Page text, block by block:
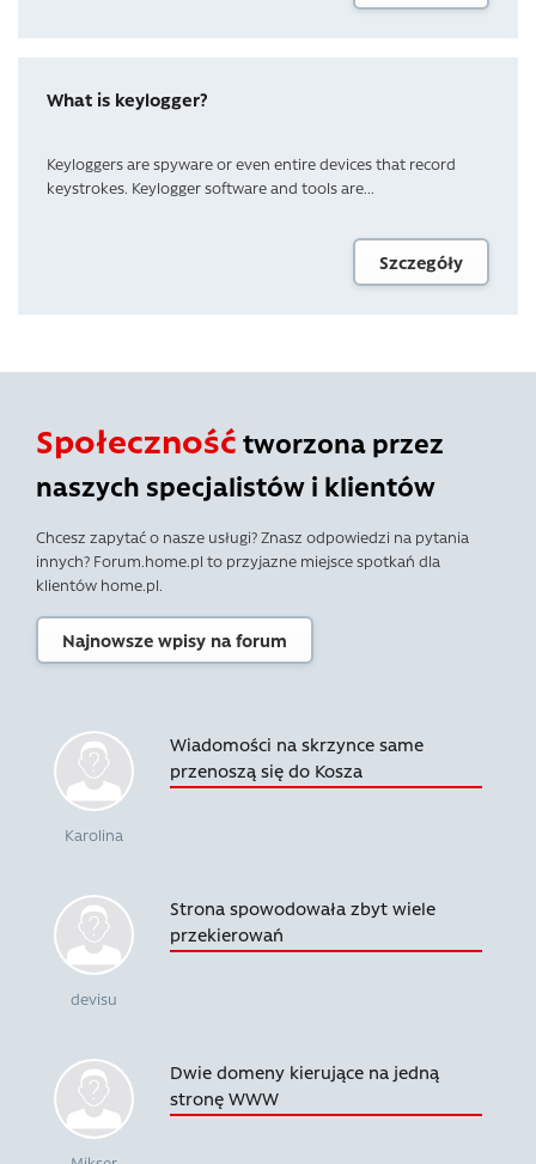
What is keylogger?
Keyloggers are spyware or even entire devices that record
keystrokes. Keylogger software and tools are...
Szczegóły
Społeczność tworzona przez
naszych specjalistów i klientów
Chcesz zapytać o nasze usługi? Znasz odpowiedzi na pytania
innych? Forum.home.pl to przyjazne miejsce spotkań dla
klientów home.pl.
Najnowsze wpisy na forum
Karolina
Wiadomości na skrzynce same
przenoszą się do Kosza
devisu
Strona spowodowała zbyt wiele
przekierowań
Dwie domeny kierujące na jedną
stronę WWW